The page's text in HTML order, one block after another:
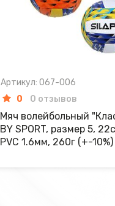
Артикул: 067-006
0
0 отзывов
Мяч волейбольный
BY SPORT, размер 5,
PVC 1.6мм, 260г (+-10%)